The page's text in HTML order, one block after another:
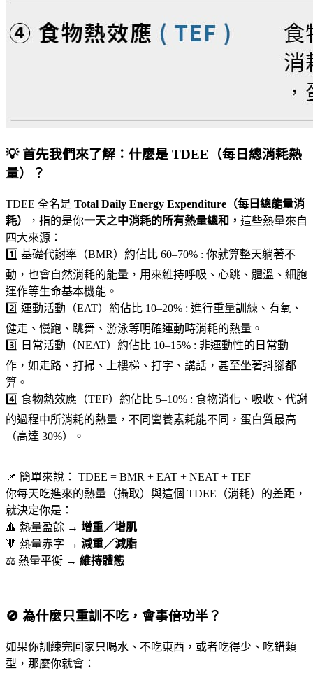
💡 首先我們來了解：什麼是 TDEE（每日總消耗熱
量）？
TDEE 全名是 Total Daily Energy Expenditure（每日總能量消
耗）
，指的是你一天之中消耗的所有熱量總和， 這些熱量來自
四大來源：
1️⃣ 基礎代謝率（BMR）約佔比 60–70% : 你就算整天躺著不
動，也會自然消耗的能量，用來維持呼吸、心跳、體溫、細胞
運作等生命基本機能。
2️⃣ 運動活動（EAT）約佔比 10–20% : 進行重量訓練、有氧、
健走、慢跑、跳舞、游泳等明確運動時消耗的熱量。
3️⃣ 日常活動（NEAT）約佔比 10–15% : 非運動性的日常動
作，如走路、打掃、上樓梯、打字、講話，甚至坐著抖腳都
算。
4️⃣ 食物熱效應（TEF）約佔比 5–10% : 食物消化、吸收、代謝
的過程中所消耗的熱量，不同營養素耗能不同，蛋白質最高
（高達 30%）。
📌 簡單來說： TDEE = BMR + EAT + NEAT + TEF
你每天吃進來的熱量（攝取）與這個 TDEE（消耗）的差距，
就決定你是：
🔺 熱量盈餘 → 增重／增肌
🔻 熱量赤字 → 減重／減脂
⚖️ 熱量平衡 → 維持體態
🚫 為什麼只重訓不吃，會事倍功半？
如果你訓練完回家只喝水、不吃東西，或者吃得少、吃錯類
型，那麼你就會：